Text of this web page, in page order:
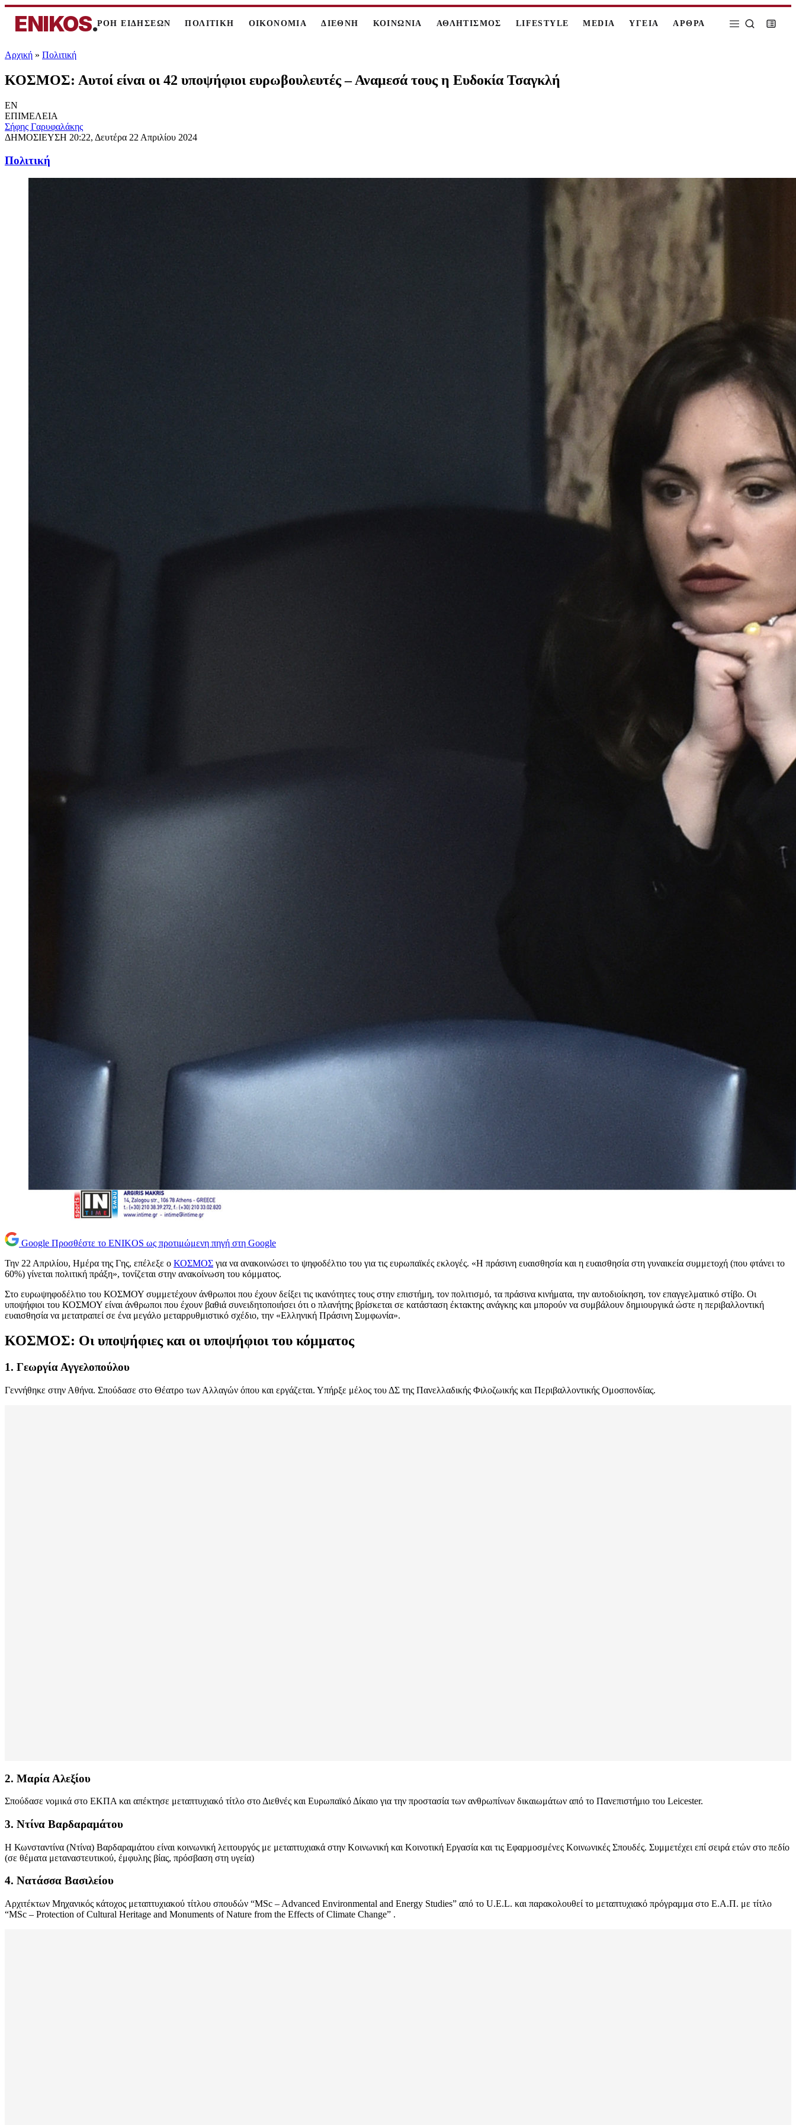
ENIKOS.ΡΟΗ ΕΙΔΗΣΕΩΝ ΠΟΛΙΤΙΚΗ ΟΙΚΟΝΟΜΙΑ ΔΙΕΘΝΗ ΚΟΙΝΩΝΙΑ ΑΘΛΗΤΙΣΜΟΣ LIFESTYLE MEDIA ΥΓΕΙΑ ΑΡΘΡΑ
Αρχική » Πολιτική
ΚΟΣΜΟΣ: Αυτοί είναι οι 42 υποψήφιοι ευρωβουλευτές – Αναμεσά τους η Ευδοκία Τσαγκλή
EN
ΕΠΙΜΕΛΕΙΑ
Σήφης Γαρυφαλάκης
ΔΗΜΟΣΙΕΥΣΗ 20:22, Δευτέρα 22 Απριλίου 2024
Πολιτική
Google Προσθέστε το ENIKOS ως προτιμώμενη πηγή στη Google
Την 22 Απριλίου, Ημέρα της Γης, επέλεξε ο ΚΟΣΜΟΣ για να ανακοινώσει το ψηφοδέλτιο του για τις ευρωπαϊκές εκλογές. «Η πράσινη ευαισθησία και η ευαισθησία στη γυναικεία συμμετοχή (που φτάνει το
60%) γίνεται πολιτική πράξη», τονίζεται στην ανακοίνωση του κόμματος.
Στο ευρωψηφοδέλτιο του ΚΟΣΜΟΥ συμμετέχουν άνθρωποι που έχουν δείξει τις ικανότητες τους στην επιστήμη, τον πολιτισμό, τα πράσινα κινήματα, την αυτοδιοίκηση, τον επαγγελματικό στίβο. Οι
υποψήφιοι του ΚΟΣΜΟΥ είναι άνθρωποι που έχουν βαθιά συνειδητοποιήσει ότι ο πλανήτης βρίσκεται σε κατάσταση έκτακτης ανάγκης και μπορούν να συμβάλουν δημιουργικά ώστε η περιβαλλοντική
ευαισθησία να μετατραπεί σε ένα μεγάλο μεταρρυθμιστικό σχέδιο, την «Ελληνική Πράσινη Συμφωνία».
ΚΟΣΜΟΣ: Οι υποψήφιες και οι υποψήφιοι του κόμματος
1. Γεωργία Αγγελοπούλου
Γεννήθηκε στην Αθήνα. Σπούδασε στο Θέατρο των Αλλαγών όπου και εργάζεται. Υπήρξε μέλος του ΔΣ της Πανελλαδικής Φιλοζωικής και Περιβαλλοντικής Ομοσπονδίας.
2. Μαρία Αλεξίου
Σπούδασε νομικά στο ΕΚΠΑ και απέκτησε μεταπτυχιακό τίτλο στο Διεθνές και Ευρωπαϊκό Δίκαιο για την προστασία των ανθρωπίνων δικαιωμάτων από το Πανεπιστήμιο του Leicester.
3. Ντίνα Βαρδαραμάτου
Η Κωνσταντίνα (Ντίνα) Βαρδαραμάτου είναι κοινωνική λειτουργός με μεταπτυχιακά στην Κοινωνική και Κοινοτική Εργασία και τις Εφαρμοσμένες Κοινωνικές Σπουδές. Συμμετέχει επί σειρά ετών στο πεδίο
(σε θέματα μεταναστευτικού, έμφυλης βίας, πρόσβαση στη υγεία)
4. Νατάσσα Βασιλείου
Αρχιτέκτων Μηχανικός κάτοχος μεταπτυχιακού τίτλου σπουδών “MSc – Advanced Environmental and Energy Studies” από το U.E.L. και παρακολουθεί το μεταπτυχιακό πρόγραμμα στο Ε.Α.Π. με τίτλο
“MSc – Protection of Cultural Heritage and Monuments of Nature from the Effects of Climate Change” .